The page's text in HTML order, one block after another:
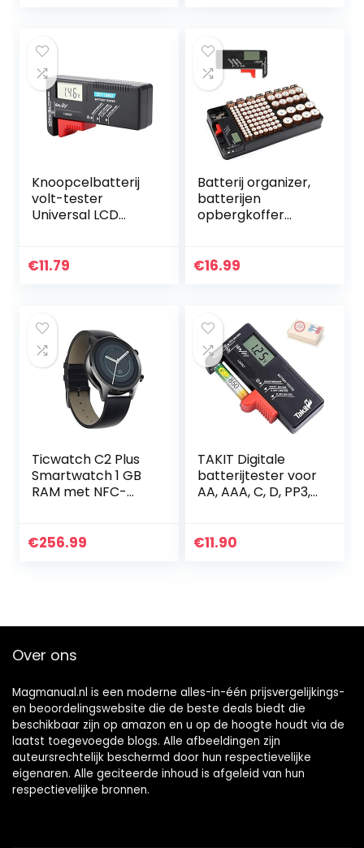
Knoopcelbatterij
volt-tester
Universal LCD
€11.79
Batterij organizer,
batterijen
opbergkoffer
verschillende
€16.99
Ticwatch C2 Plus
Smartwatch 1 GB
RAM met NFC-
AMOLED-scherm,
€256.99
TAKIT Digitale
batterijtester voor
AA, AAA, C, D, PP3,
n – 5 jaar garantie
€11.90
Over ons
Magmanual.nl is een moderne alles-in-één prijsvergelijkings-
en beoordelingswebsite die de beste deals biedt die
beschikbaar zijn op amazon en u op de hoogte houdt via de
laatst toegevoegde blogs. Alle afbeeldingen zijn
auteursrechtelijk beschermd door hun respectievelijke
eigenaren. Alle geciteerde inhoud is afgeleid van hun
respectievelijke bronnen.